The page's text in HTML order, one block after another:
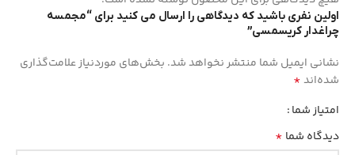
اولین نفری باشید که دیدگاهی را ارسال می کنید برای “مجمسه
چراغدار کریسمسی”
نشانی ایمیل شما منتشر نخواهد شد. بخش‌های موردنیاز علامت‌گذاری
شده‌اند*
امتیاز شما
دیدگاه شما *